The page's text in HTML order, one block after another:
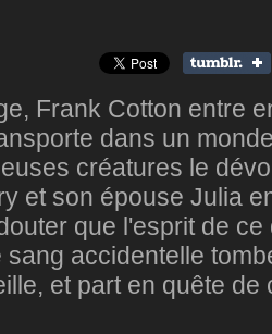
Frank Cotton entre
dans un
créatures le
et son épouse Julia
que l'esprit de
sang accidentelle
et part en quête de